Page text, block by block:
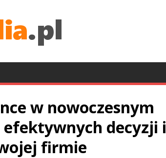
w nowoczesnym
efektywnych decyzji i
firmie